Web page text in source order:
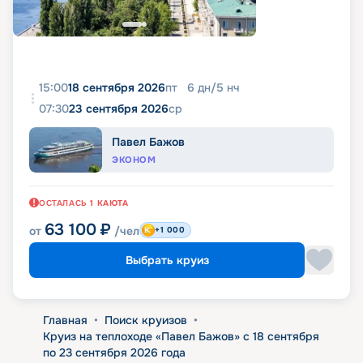
15:0018 сентября 2026пт 6 дн/5 нч
07:3023 сентября 2026ср
Павел Бажов
ЭКОНОМ
ОСТАЛАСЬ 1 КАЮТА
от 63 100 ₽ /чел +1 000
Выбрать круиз
Главная • Поиск круизов •
Круиз на теплоходе «Павел Бажов» с 18 сентября
по 23 сентября 2026 года